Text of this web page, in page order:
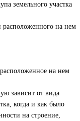
земельного участка
расположенного на нем
на нем
зависит от вида
когда и как было
на строение,